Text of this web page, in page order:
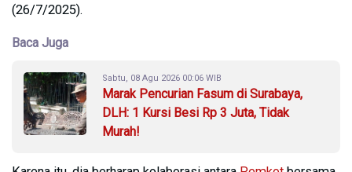
(26/7/2025).
Baca Juga
Sabtu, 08 Agu 2026 00:06 WIB
Marak Pencurian Fasum di Surabaya,
DLH: 1 Kursi Besi Rp 3 Juta, Tidak
Murah!